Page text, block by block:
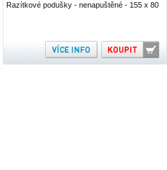
Razítkové podušky - nenapuštěné - 155 x 80